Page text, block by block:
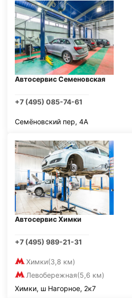
Автосервис Семеновская
+7 (495) 085-74-61
Семёновский пер, 4А
Автосервис Химки
+7 (495) 989-21-31
Химки(3,8 км)
Левобережная(5,6 км)
Химки, ш Нагорное, 2к7